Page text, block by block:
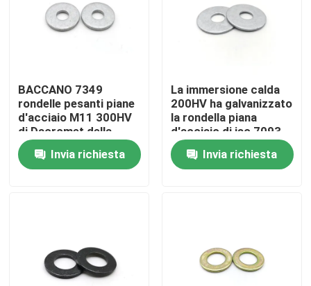
Circa noi
Controllo di qualità
Contattici
Bulloni ad alta resistenza
BACCANO 7349
rondelle pesanti piane
d'acciaio M11 300HV
di Dacromet della
rondella metriche
Invia richiesta
La immersione calda
200HV ha galvanizzato
la rondella piana
d'acciaio di iso 7093
HDG di BACCANO
9021 della rondella
Invia richiesta